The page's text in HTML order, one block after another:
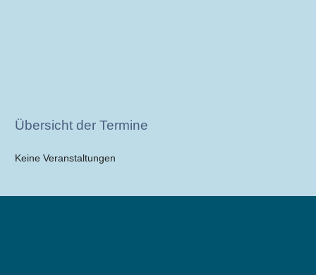
Übersicht der Termine
Keine Veranstaltungen